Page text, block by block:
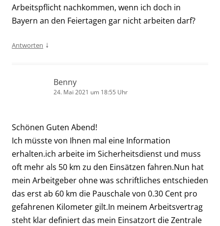
Arbeitspflicht nachkommen, wenn ich doch in
Bayern an den Feiertagen gar nicht arbeiten darf?
Antworten ↓
Benny
24. Mai 2021 um 18:55 Uhr
Schönen Guten Abend!
Ich müsste von Ihnen mal eine Information
erhalten.ich arbeite im Sicherheitsdienst und muss
oft mehr als 50 km zu den Einsätzen fahren.Nun hat
mein Arbeitgeber ohne was schriftliches entschieden
das erst ab 60 km die Pauschale von 0.30 Cent pro
gefahrenen Kilometer gilt.In meinem Arbeitsvertrag
steht klar definiert das mein Einsatzort die Zentrale